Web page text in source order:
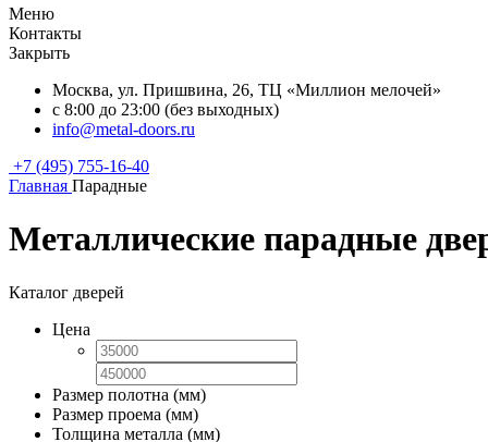
Меню
Контакты
Закрыть
Москва, ул. Пришвина, 26, ТЦ «Миллион мелочей»
с 8:00 до 23:00 (без выходных)
info@metal-doors.ru
+7 (495) 755-16-40
Главная Парадные
Металлические парадные
Каталог дверей
Цена
Размер полотна (мм)
Размер проема (мм)
Толщина металла (мм)